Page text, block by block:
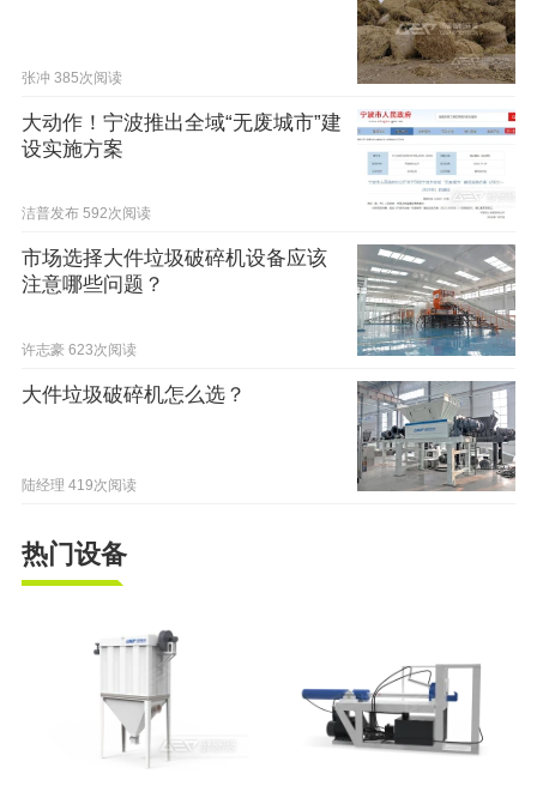
张冲 385次阅读
大动作！宁波推出全域“无废城市”建
设实施方案
洁普发布 592次阅读
市场选择大件垃圾破碎机设备应该
注意哪些问题？
许志豪 623次阅读
大件垃圾破碎机怎么选？
陆经理 419次阅读
热门设备